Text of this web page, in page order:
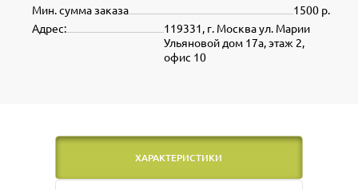
1500 р.
Мин. сумма заказа
119331, г. Москва ул. Марии
Ульяновой дом 17а, этаж 2,
офис 10
Адрес:
ХАРАКТЕРИСТИКИ